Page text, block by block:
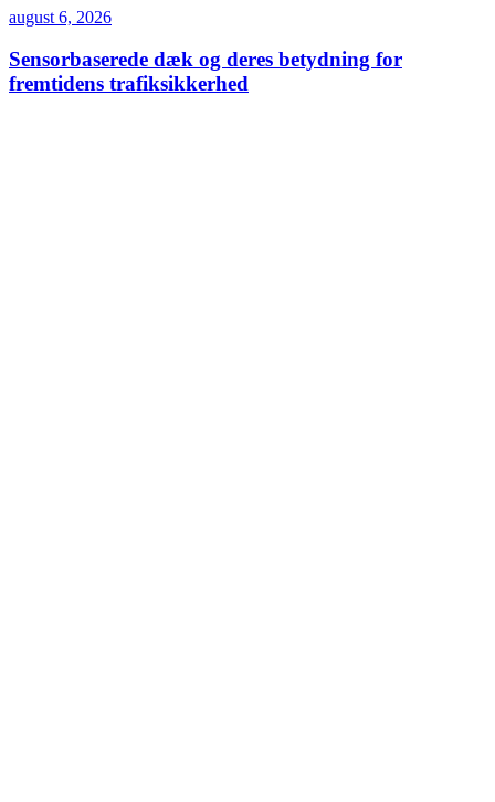
august 6, 2026
Sensorbaserede dæk og deres betydning for
fremtidens trafiksikkerhed